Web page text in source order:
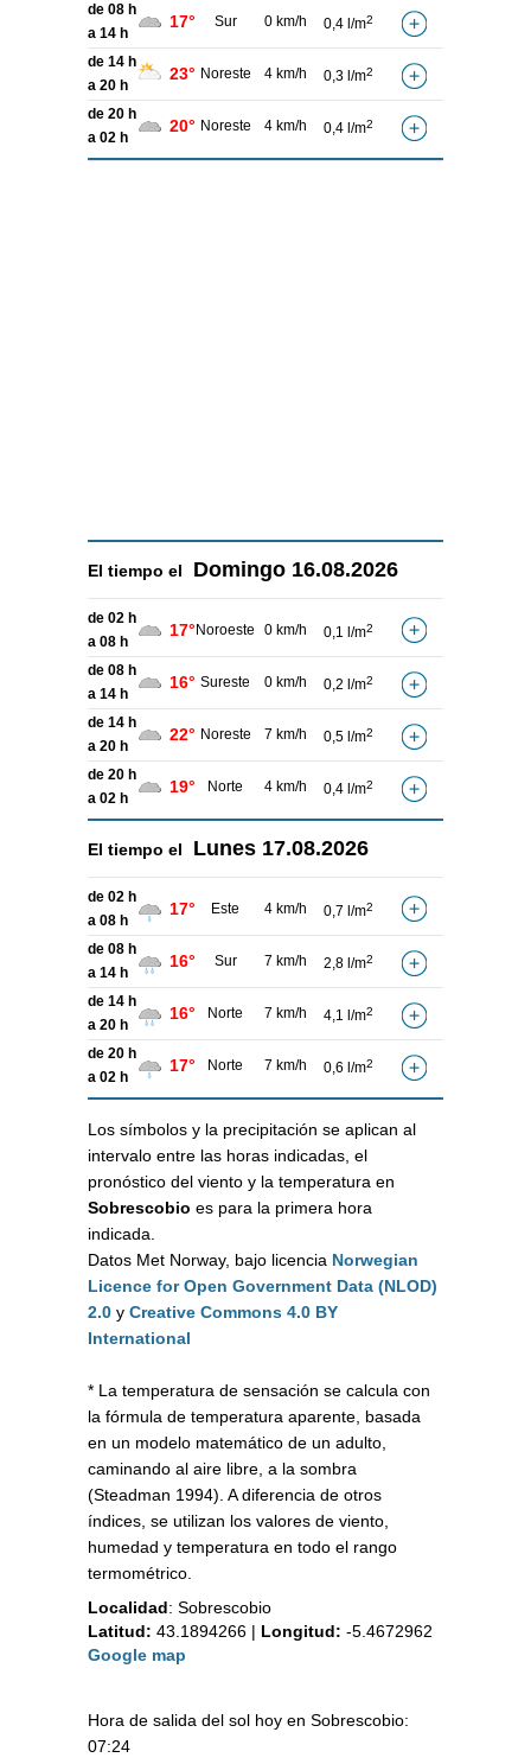
de 08 h
a 14 h
17° Sur 0 km/h 0,4 l/m2
de 14 h
a 20 h
23° Noreste 4 km/h 0,3 l/m2
de 20 h
a 02 h
20° Noreste 4 km/h 0,4 l/m2
El tiempo el Domingo 16.08.2026
de 02 h
a 08 h
17° Noroeste 0 km/h 0,1 l/m2
de 08 h
a 14 h
16° Sureste 0 km/h 0,2 l/m2
de 14 h
a 20 h
22° Noreste 7 km/h 0,5 l/m2
de 20 h
a 02 h
19° Norte 4 km/h 0,4 l/m2
El tiempo el Lunes 17.08.2026
de 02 h
a 08 h
17° Este 4 km/h 0,7 l/m2
de 08 h
a 14 h
16° Sur 7 km/h 2,8 l/m2
de 14 h
a 20 h
16° Norte 7 km/h 4,1 l/m2
de 20 h
a 02 h
17° Norte 7 km/h 0,6 l/m2
Los símbolos y la precipitación se aplican al
intervalo entre las horas indicadas, el
pronóstico del viento y la temperatura en
Sobrescobio es para la primera hora
indicada.
Datos Met Norway, bajo licencia Norwegian
Licence for Open Government Data (NLOD)
2.0 y Creative Commons 4.0 BY
International
* La temperatura de sensación se calcula con
la fórmula de temperatura aparente, basada
en un modelo matemático de un adulto,
caminando al aire libre, a la sombra
(Steadman 1994). A diferencia de otros
índices, se utilizan los valores de viento,
humedad y temperatura en todo el rango
termométrico.
Localidad: Sobrescobio
Latitud: 43.1894266 | Longitud: -5.4672962
Google map
Hora de salida del sol hoy en Sobrescobio:
07:24